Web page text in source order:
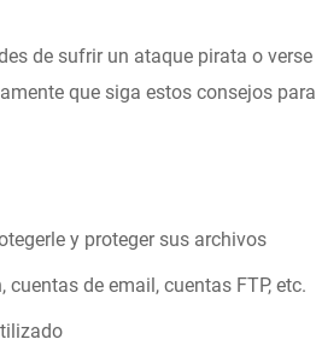
de sufrir un ataque pirata o verse
que siga estos consejos para
y proteger sus archivos
de email, cuentas FTP, etc.